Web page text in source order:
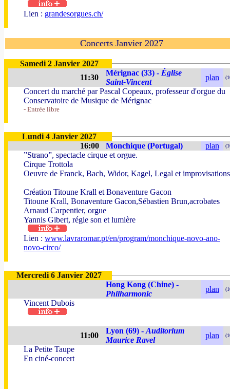
Lien : grandesorgues.ch/
Concerts Janvier 2027
Samedi 2 Janvier 2027
11:30
Mérignac (33) - Église
Saint-Vincent
plan
Concert du marché par Pascal Copeaux, professeur d'orgue du
Conservatoire de Musique de Mérignac
- Entrée libre
Lundi 4 Janvier 2027
16:00
Monchique (Portugal) plan
”Strano”, spectacle cirque et orgue.
Cirque Trottola
Oeuvre de Franck, Bach, Widor, Kagel, Legal et
Création Titoune Krall et Bonaventure Gacon
Titoune Krall, Bonaventure Gacon,Sébastien Brun,acrobates
Arnaud Carpentier, orgue
Yannis Gibert, régie son et lumière
Lien : www.lavraromar.pt/en/program/monchique-novo-ano-
novo-circo/
Mercredi 6 Janvier 2027
Hong Kong (Chine) -
Philharmonic
plan
Vincent Dubois
11:00
Lyon (69) - Auditorium
Maurice Ravel
plan
La Petite Taupe
En ciné-concert